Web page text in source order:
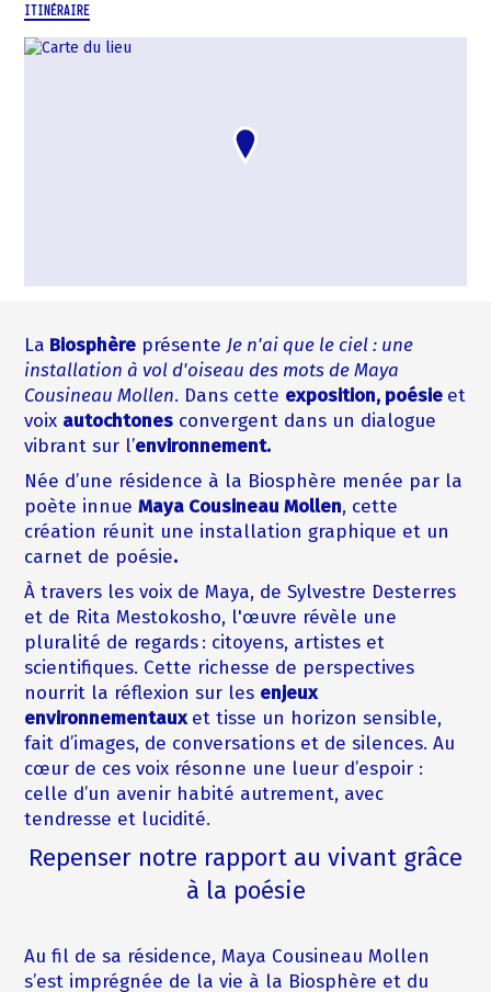
ITINÉRAIRE
La Biosphère présenteJe n'ai que le ciel : une
installation à vol d'oiseau des mots de Maya
Cousineau Mollen. Dans cette exposition, poésie et
voix autochtones convergent dans un dialogue
vibrant sur l’environnement.
Née d’une résidence à la Biosphère menée par la
poète innueMaya Cousineau Mollen, cette
création réunit une installation graphique et un
carnet de poésie.
À travers les voix de Maya, de Sylvestre Desterres
et de Rita Mestokosho, l'œuvre révèle une
pluralité de regards : citoyens, artistes et
scientifiques. Cette richesse de perspectives
nourrit la réflexion sur les enjeux
environnementauxet tisse un horizon sensible,
fait d’images, de conversations et de silences. Au
cœur de ces voix résonne une lueur d’espoir :
celle d’un avenir habité autrement, avec
tendresse et lucidité.
Repenser notre rapport au vivant grâce
à la poésie
Au fil de sa résidence, Maya Cousineau Mollen
s’est imprégnée de la vie à la Biosphère et du